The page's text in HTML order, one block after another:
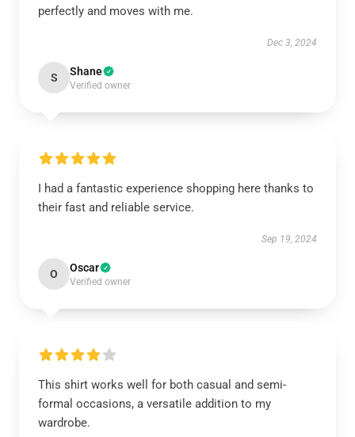
perfectly and moves with me.
Dec 3, 2024
S Shane
Verified owner
I had a fantastic experience shopping here thanks to
their fast and reliable service.
Sep 19, 2024
O Oscar
Verified owner
This shirt works well for both casual and semi-
formal occasions, a versatile addition to my
wardrobe.